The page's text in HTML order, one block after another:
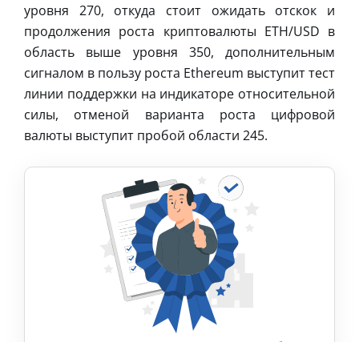
уровня 270, откуда стоит ожидать отскок и
продолжения роста криптовалюты ETH/USD в
область выше уровня 350, дополнительным
сигналом в пользу роста Ethereum выступит тест
линии поддержки на индикаторе относительной
силы, отменой варианта роста цифровой
валюты выступит пробой области 245.